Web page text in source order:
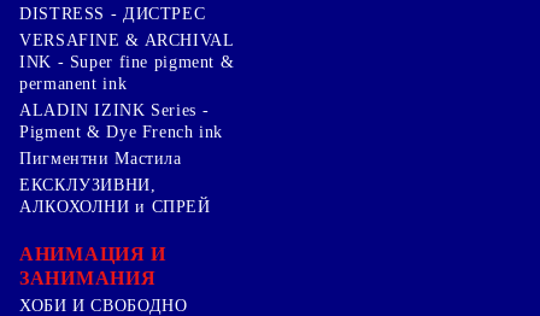
DISTRESS - ДИСТРЕС
VERSAFINE & ARCHIVAL
INK - Super fine pigment &
permanent ink
ALADIN IZINK Series -
Pigment & Dye French ink
Пигментни Мастила
ЕКСКЛУЗИВНИ,
АЛКОХОЛНИ и СПРЕЙ
АНИМАЦИЯ И
ЗАНИМАНИЯ
ХОБИ И СВОБОДНО